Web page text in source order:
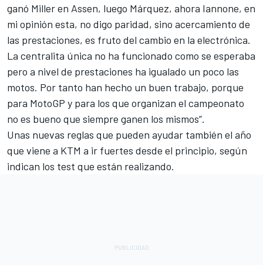
ganó Miller en Assen, luego Márquez, ahora Iannone, en
mi opinión esta, no digo paridad, sino acercamiento de
las prestaciones, es fruto del cambio en la electrónica.
La centralita única no ha funcionado como se esperaba
pero a nivel de prestaciones ha igualado un poco las
motos. Por tanto han hecho un buen trabajo, porque
para MotoGP y para los que organizan el campeonato
no es bueno que siempre ganen los mismos”.
Unas nuevas reglas que pueden ayudar también el año
que viene a KTM a ir fuertes desde el principio, según
indican los test que están realizando.